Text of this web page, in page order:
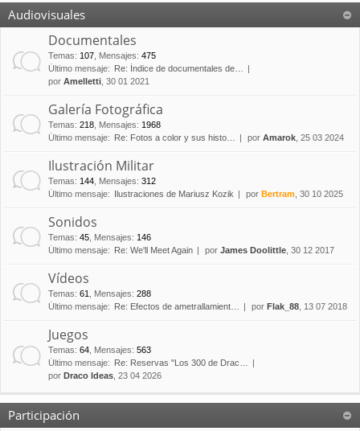
Audiovisuales
Documentales
Temas: 107 Mensajes: 475
Último mensaje:
Re: Índice de documentales de…
por Amelletti , 30 01 2021
Galería Fotográfica
Temas: 218 Mensajes: 1968
Último mensaje:
Re: Fotos a color y sus histo… por Amarok , 25 03 2024
Ilustración Militar
Temas: 144 Mensajes: 312
Último mensaje:
Ilustraciones de Mariusz Kozik por Bertram , 30 10 2025
Sonidos
Temas: 45 Mensajes: 146
Último mensaje:
Re: We'll Meet Again por James Doolittle , 30 12 2017
Vídeos
Temas: 61 Mensajes: 288
Último mensaje:
Re: Efectos de ametrallamient… por Flak_88 , 13 07 2018
Juegos
Temas: 64 Mensajes: 563
Último mensaje:
Re: Reservas "Los 300 de Drac…
por Draco Ideas , 23 04 2026
Participación